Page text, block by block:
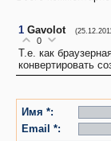
1 Gavolot
0
Т.е. как
конвертировать
Имя *:
Email *: